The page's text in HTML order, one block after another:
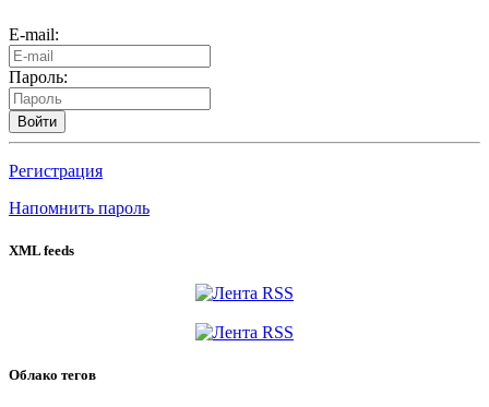
E-mail:
Пароль:
Войти
Регистрация
Напомнить пароль
XML feeds
Облако тегов